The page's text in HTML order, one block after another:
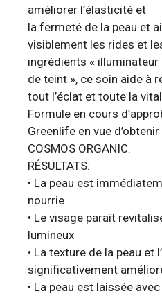
améliorer l’élasticité et
la fermeté de la peau et
visiblement les rides et
ingrédients « illuminateur
de teint », ce soin aide à
tout l’éclat et toute la
Formule en cours
Greenlife en vue
COSMOS ORGANIC.
RÉSULTATS:
• La peau est
nourrie
• Le visage paraît
lumineux
• La texture de la peau et
significativement
• La peau est laissée